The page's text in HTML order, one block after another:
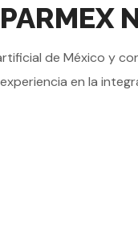
de México y
en la